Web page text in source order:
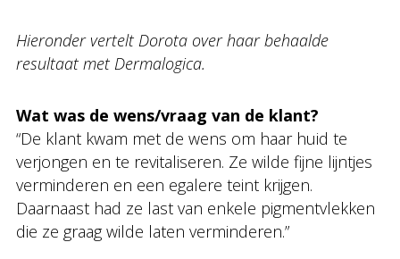
Hieronder vertelt Dorota over haar behaalde
resultaat met Dermalogica.
Wat was de wens/vraag van de klant?
“De klant kwam met de wens om haar huid te
verjongen en te revitaliseren. Ze wilde fijne lijntjes
verminderen en een egalere teint krijgen.
Daarnaast had ze last van enkele pigmentvlekken
die ze graag wilde laten verminderen.”